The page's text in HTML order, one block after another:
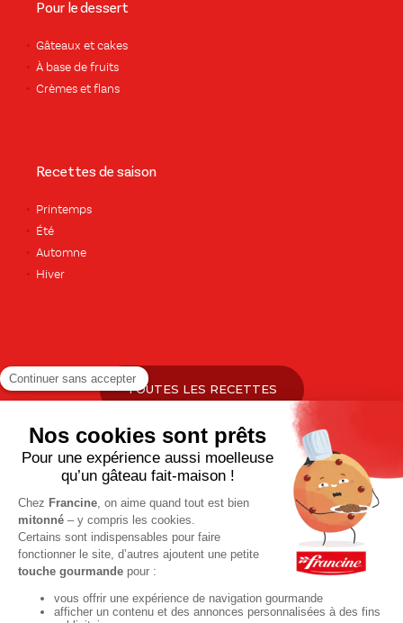
Pour le dessert
Gâteaux et cakes
À base de fruits
Crèmes et flans
Recettes de saison
Printemps
Été
Automne
Hiver
TOUTES LES RECETTES
Pour votre santé, pratiquez une activité physique régulière. Plus
d’infos surwww.mangerbouger.fr